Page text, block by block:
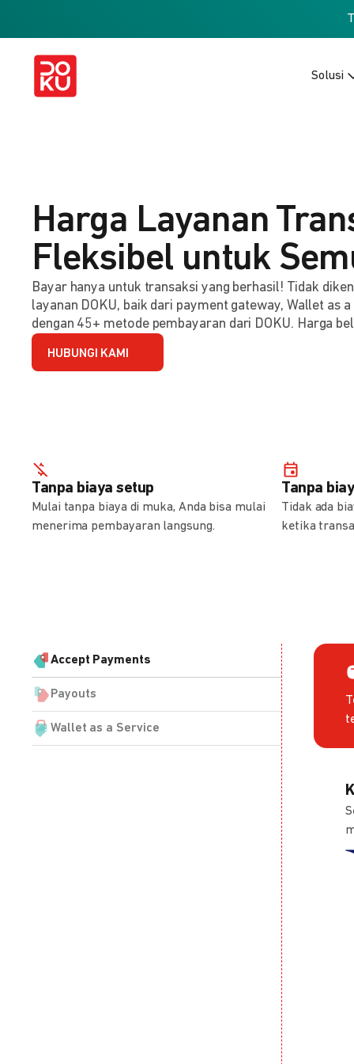
Solusi
Harga Layanan
Fleksibel untuk
Bayar hanya untuk transaksi yang berhasil! Tidak
layanan DOKU, baik dari payment gateway, Wallet as
dengan 45+ metode pembayaran dari DOKU. Harga
HUBUNGI KAMI
Tanpa biaya setup
Mulai tanpa biaya di muka, Anda bisa mulai
menerima pembayaran langsung.
Tanpa
Tidak ada
ketika
Accept Payments
Payouts
Wallet as a Service